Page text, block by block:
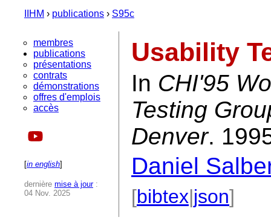
IIHM › publications › S95c
membres
publications
présentations
contrats
démonstrations
offres d'emplois
accès
[in english]
dernière mise à jour:
04 Nov. 2025
Usability
In CHI'95
Testing
Denver.
Daniel
[bibtex|json]